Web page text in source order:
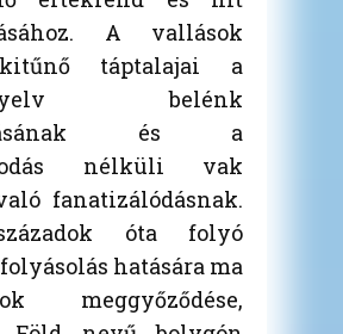
A vallások
táptalajai a
belénk
és a
nélküli vak
fanatizálódásnak.
óta folyó
hatására ma
meggyőződése,